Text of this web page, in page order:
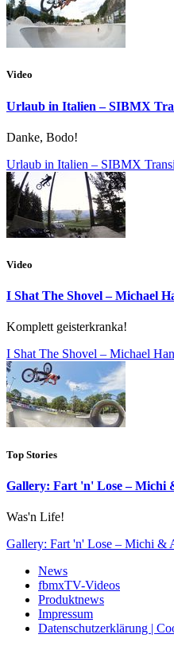
Video
Urlaub in Italien – SIBMX
Danke, Bodo!
Urlaub in Italien – SIBMX
Video
I Shat The Shovel – Michael
Komplett geisterkranka!
I Shat The Shovel – Michael
Top Stories
Gallery: Fart 'n' Lose – Michi
Was'n Life!
Gallery: Fart 'n' Lose – Michi &
News
fbmxTV-Videos
Produktnews
Impressum
Datenschutzerklärung |